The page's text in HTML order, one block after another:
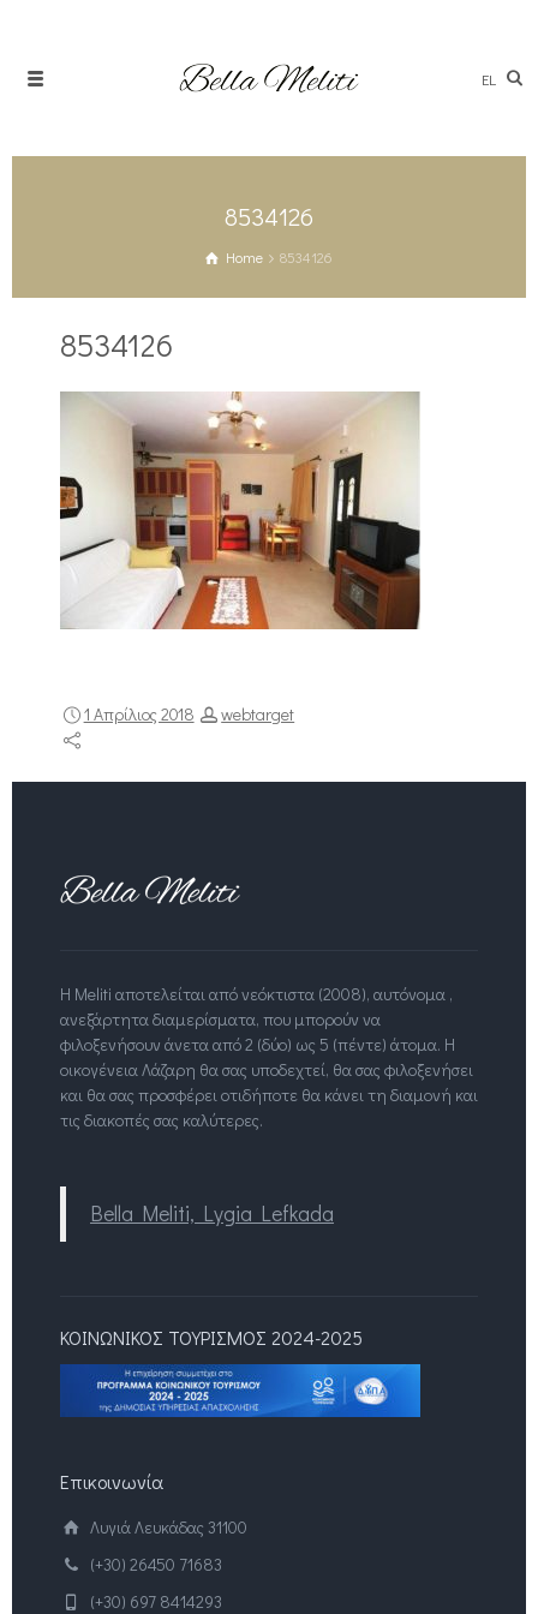
EL
8534126
Home 8534126
8534126
1 Απρίλιος 2018 webtarget
Η Meliti αποτελείται από νεόκτιστα (2008), αυτόνομα ,
ανεξάρτητα διαμερίσματα, που μπορούν να
φιλοξενήσουν άνετα από 2 (δύο) ως 5 (πέντε) άτομα. Η
οικογένεια Λάζαρη θα σας υποδεχτεί, θα σας φιλοξενήσει
και θα σας προσφέρει οτιδήποτε θα κάνει τη διαμονή και
τις διακοπές σας καλύτερες.
Βella Meliti, Lygia Lefkada
ΚΟΙΝΩΝΙΚΟΣ ΤΟΥΡΙΣΜΟΣ 2024-2025
Επικοινωνία
Λυγιά Λευκάδας 31100
(+30) 26450 71683
(+30) 697 8414293